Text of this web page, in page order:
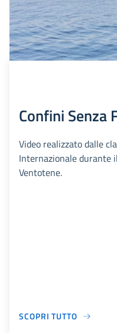
Confini Senza
Video realizzato dalle
Internazionale durante
Ventotene.
SCOPRI TUTTO